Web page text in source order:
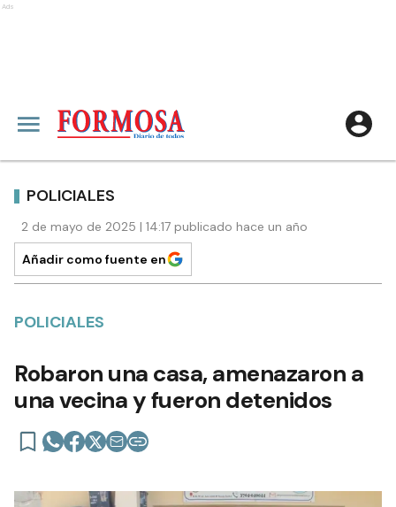
Ads
POLICIALES
2 de mayo de 2025 | 14:17 publicado hace un año
Añadir como fuente en
POLICIALES
Robaron una casa, amenazaron a
una vecina y fueron detenidos